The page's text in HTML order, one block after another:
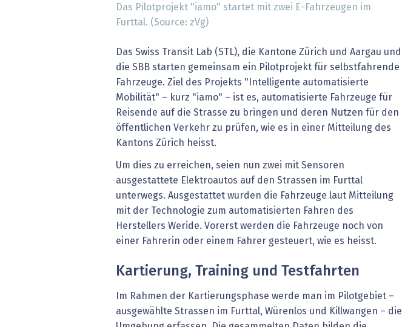
Das Pilotprojekt "iamo" startet mit zwei E-Fahrzeugen im
Furttal. (Source: zVg)
Das Swiss Transit Lab (STL), die Kantone Zürich und Aargau und
die SBB starten gemeinsam ein Pilotprojekt für selbstfahrende
Fahrzeuge. Ziel des Projekts "Intelligente automatisierte
Mobilität" – kurz "iamo" – ist es, automatisierte Fahrzeuge für
Reisende auf die Strasse zu bringen und deren Nutzen für den
öffentlichen Verkehr zu prüfen, wie es in einer Mitteilung des
Kantons Zürich heisst.
Um dies zu erreichen, seien nun zwei mit Sensoren
ausgestattete Elektroautos auf den Strassen im Furttal
unterwegs. Ausgestattet wurden die Fahrzeuge laut Mitteilung
mit der Technologie zum automatisierten Fahren des
Herstellers Weride. Vorerst werden die Fahrzeuge noch von
einer Fahrerin oder einem Fahrer gesteuert, wie es heisst.
Kartierung, Training und Testfahrten
Im Rahmen der Kartierungsphase werde man im Pilotgebiet –
ausgewählte Strassen im Furttal, Würenlos und Killwangen – die